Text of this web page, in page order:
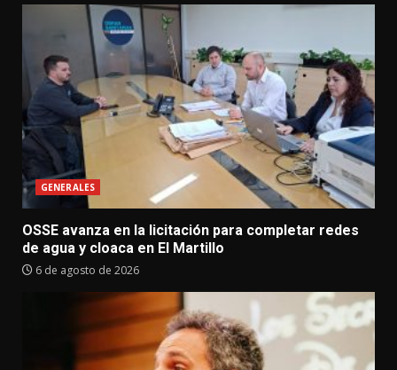
GENERALES
OSSE avanza en la licitación para completar redes
de agua y cloaca en El Martillo
6 de agosto de 2026